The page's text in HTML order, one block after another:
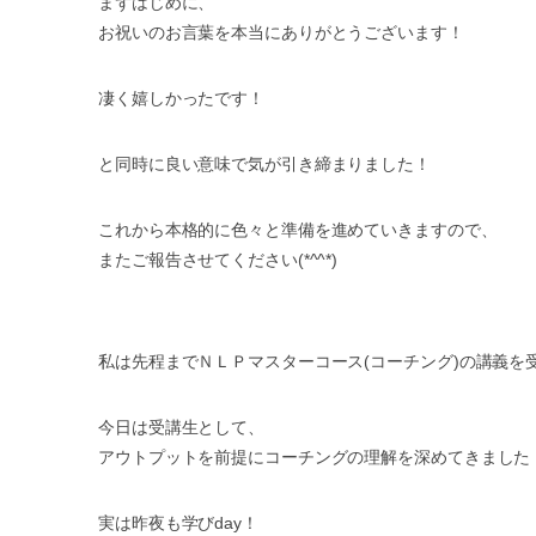
お祝いのお言葉を本当にありがとうございます！
凄く嬉しかったです！
と同時に良い意味で気が引き締まりました！
これから本格的に色々と準備を進めていきますので、
またご報告させてください(*^^*)
私は先程までＮＬＰマスターコース(コーチング)の講義を
今日は受講生として、
アウトプットを前提にコーチングの理解を深めてきました
実は昨夜も学びday！